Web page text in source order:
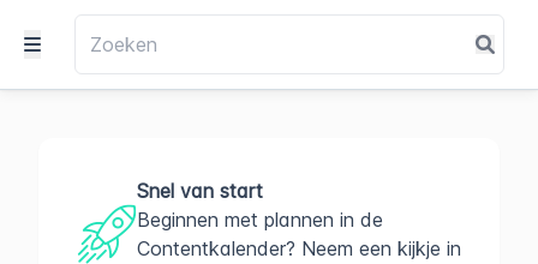
Snel van start
Beginnen met plannen in de
Contentkalender? Neem een kijkje in